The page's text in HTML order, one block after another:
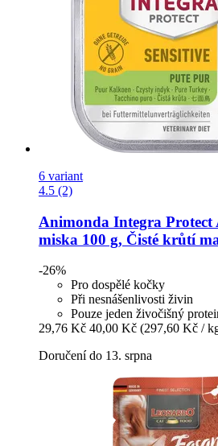
6 variant
4.5 (2)
Animonda Integra Protect
miska 100 g, Čisté krůtí
-26%
Pro dospělé kočky
Při nesnášenlivosti živin
Pouze jeden živočišný
29,76 Kč 40,00 Kč (297,60 Kč /
Doručení do 13. srpna